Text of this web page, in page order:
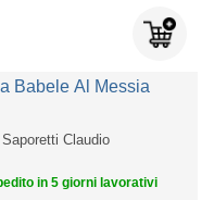
Babele Al Messia
Saporetti Claudio
in 5 giorni lavorativi